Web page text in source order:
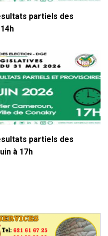
partiels des
partiels des
à 17h